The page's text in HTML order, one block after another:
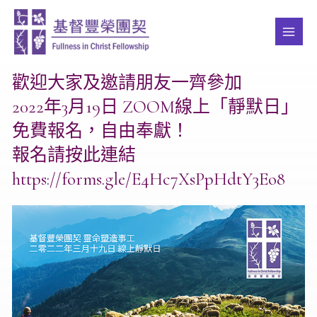
Skip
content
歡迎大家及邀請朋友一齊參加
2022年3月19日 ZOOM線上「靜默日」
免費報名，自由奉獻！
報名請按此連結
https://forms.gle/E4Hc7XsPpHdtY3Eo8